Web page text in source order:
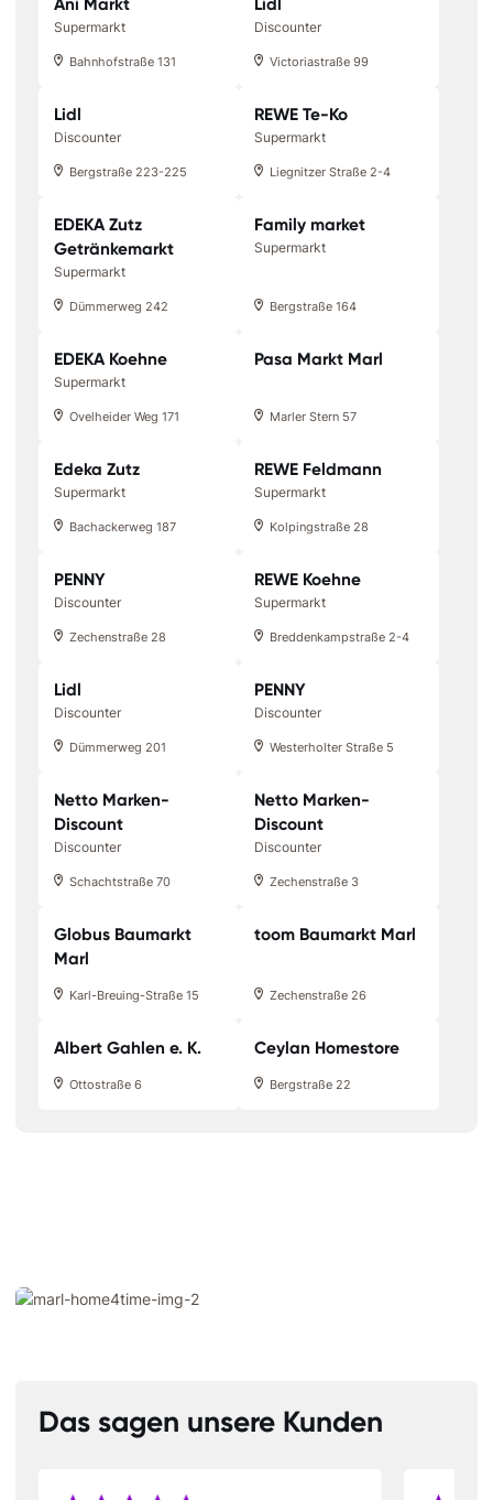
Supermarkt
Bahnhofstraße 131
Discounter
Victoriastraße 99
Lidl
Discounter
Bergstraße 223-225
REWE Te-Ko
Supermarkt
Liegnitzer Straße 2-4
EDEKA Zutz
Getränkemarkt
Supermarkt
Dümmerweg 242
Family market
Supermarkt
Bergstraße 164
EDEKA Koehne
Supermarkt
Ovelheider Weg 171
Pasa Markt Marl
Marler Stern 57
Edeka Zutz
Supermarkt
Bachackerweg 187
REWE Feldmann
Supermarkt
Kolpingstraße 28
PENNY
Discounter
Zechenstraße 28
REWE Koehne
Supermarkt
Breddenkampstraße 2-4
Lidl
Discounter
Dümmerweg 201
PENNY
Discounter
Westerholter Straße 5
Netto Marken-
Discount
Discounter
Schachtstraße 70
Netto Marken-
Discount
Discounter
Zechenstraße 3
Globus Baumarkt
Marl
Karl-Breuing-Straße 15
toom Baumarkt Marl
Zechenstraße 26
Albert Gahlen e. K.
Ottostraße 6
Ceylan Homestore
Bergstraße 22
Das sagen unsere Kunden